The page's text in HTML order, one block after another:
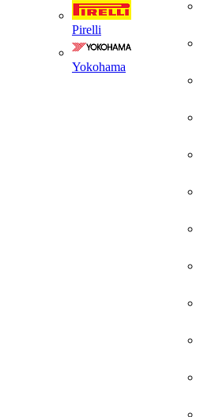
Pirelli
Yokohama